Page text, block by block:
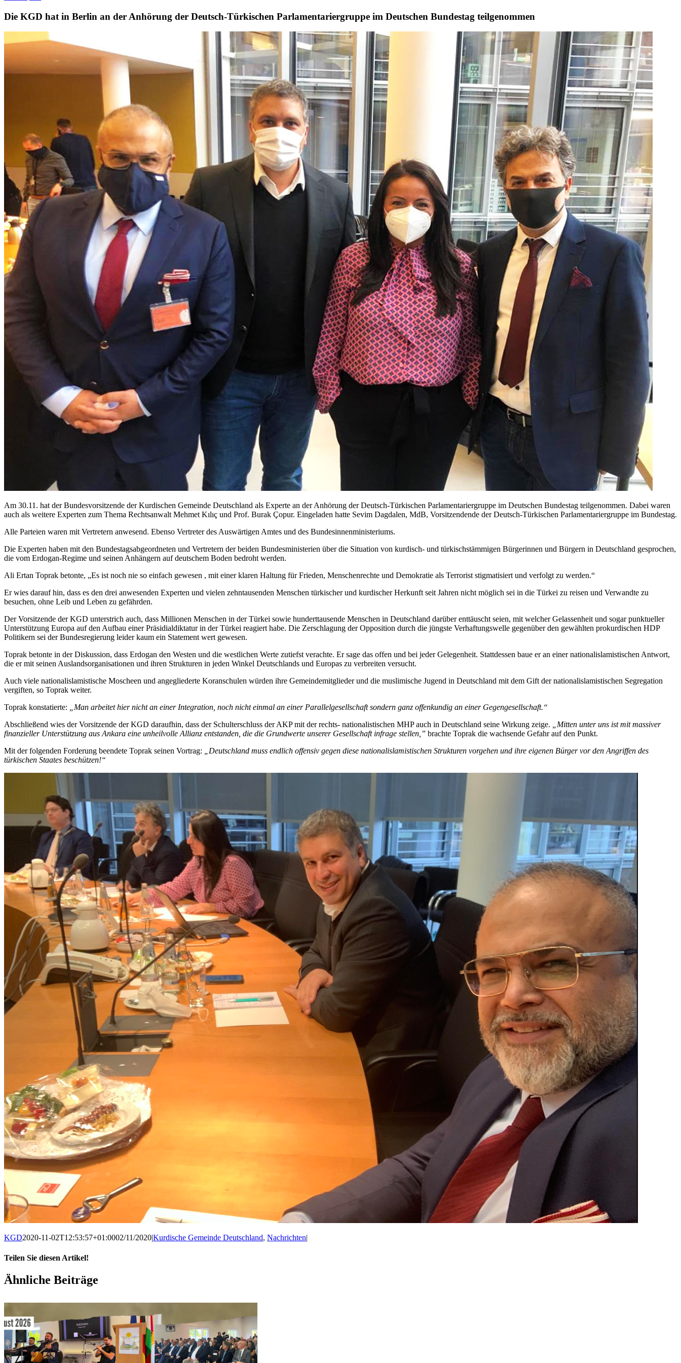
Die KGD hat in Berlin an der Anhörung der Deutsch-Türkischen Parlamentariergruppe im Deutschen Bundestag teilgenommen
Am 30.11. hat der Bundesvorsitzende der Kurdischen Gemeinde Deutschland als Experte an der Anhörung der Deutsch-Türkischen Parlamentariergruppe im Deutschen Bundestag teilgenommen. Dabei waren
auch als weitere Experten zum Thema Rechtsanwalt Mehmet Kılıç und Prof. Burak Çopur. Eingeladen hatte Sevim Dagdalen, MdB, Vorsitzendende der Deutsch-Türkischen Parlamentariergruppe im Bundestag.
Alle Parteien waren mit Vertretern anwesend. Ebenso Vertreter des Auswärtigen Amtes und des Bundesinnenministeriums.
Die Experten haben mit den Bundestagsabgeordneten und Vertretern der beiden Bundesministerien über die Situation von kurdisch- und türkischstämmigen Bürgerinnen und Bürgern in Deutschland gesprochen,
die vom Erdogan-Regime und seinen Anhängern auf deutschem Boden bedroht werden.
Ali Ertan Toprak betonte, „Es ist noch nie so einfach gewesen , mit einer klaren Haltung für Frieden, Menschenrechte und Demokratie als Terrorist stigmatisiert und verfolgt zu werden.“
Er wies darauf hin, dass es den drei anwesenden Experten und vielen zehntausenden Menschen türkischer und kurdischer Herkunft seit Jahren nicht möglich sei in die Türkei zu reisen und Verwandte zu
besuchen, ohne Leib und Leben zu gefährden.
Der Vorsitzende der KGD unterstrich auch, dass Millionen Menschen in der Türkei sowie hunderttausende Menschen in Deutschland darüber enttäuscht seien, mit welcher Gelassenheit und sogar punktueller
Unterstützung Europa auf den Aufbau einer Präsidialdiktatur in der Türkei reagiert habe. Die Zerschlagung der Opposition durch die jüngste Verhaftungswelle gegenüber den gewählten prokurdischen HDP
Politikern sei der Bundesregierung leider kaum ein Statement wert gewesen.
Toprak betonte in der Diskussion, dass Erdogan den Westen und die westlichen Werte zutiefst verachte. Er sage das offen und bei jeder Gelegenheit. Stattdessen baue er an einer nationalislamistischen Antwort,
die er mit seinen Auslandsorganisationen und ihren Strukturen in jeden Winkel Deutschlands und Europas zu verbreiten versucht.
Auch viele nationalislamistische Moscheen und angegliederte Koranschulen würden ihre Gemeindemitglieder und die muslimische Jugend in Deutschland mit dem Gift der nationalislamistischen Segregation
vergiften, so Toprak weiter.
Toprak konstatierte: „Man arbeitet hier nicht an einer Integration, noch nicht einmal an einer Parallelgesellschaft sondern ganz offenkundig an einer Gegengesellschaft.“
Abschließend wies der Vorsitzende der KGD daraufhin, dass der Schulterschluss der AKP mit der rechts- nationalistischen MHP auch in Deutschland seine Wirkung zeige. „Mitten unter uns ist mit massiver
finanzieller Unterstützung aus Ankara eine unheilvolle Allianz entstanden, die die Grundwerte unserer Gesellschaft infrage stellen,” brachte Toprak die wachsende Gefahr auf den Punkt.
Mit der folgenden Forderung beendete Toprak seinen Vortrag: „Deutschland muss endlich offensiv gegen diese nationalislamistischen Strukturen vorgehen und ihre eigenen Bürger vor den Angriffen des
türkischen Staates beschützen!“
KGD2020-11-02T12:53:57+01:0002/11/2020|Kurdische Gemeinde Deutschland, Nachrichten|
Teilen Sie diesen Artikel!
Facebook
X
WhatsApp
Pinterest
E-
Mail
Ähnliche Beiträge